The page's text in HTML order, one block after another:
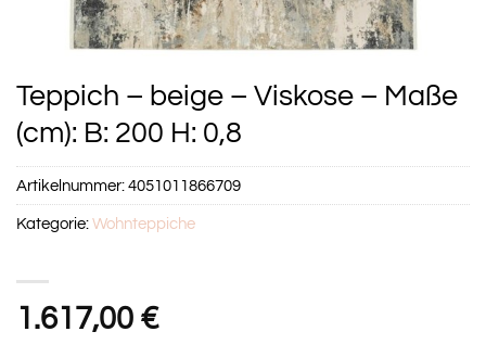
Teppich – beige – Viskose – Maße
(cm): B: 200 H: 0,8
1.617,00 €
Artikelnummer:4051011866709
Kategorie:Wohnteppiche